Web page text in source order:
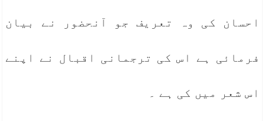
احسان کی وہ تعریف جو آنحضور نے بیان
فرمائی ہے اس کی ترجمانی اقبال نے اپنے
اس شعر میں کی ہے ۔